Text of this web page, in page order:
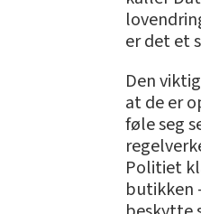
er det et
Den
at de er
føle seg
Politiet
butikken